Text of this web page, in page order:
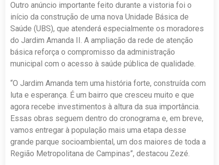
Outro anúncio importante feito durante a vistoria foi o
início da construção de uma nova Unidade Básica de
Saúde (UBS), que atenderá especialmente os moradores
do Jardim Amanda II. A ampliação da rede de atenção
básica reforça o compromisso da administração
municipal com o acesso à saúde pública de qualidade.
“O Jardim Amanda tem uma história forte, construída com
luta e esperança. É um bairro que cresceu muito e que
agora recebe investimentos à altura da sua importância.
Essas obras seguem dentro do cronograma e, em breve,
vamos entregar à população mais uma etapa desse
grande parque socioambiental, um dos maiores de toda a
Região Metropolitana de Campinas”, destacou Zezé.